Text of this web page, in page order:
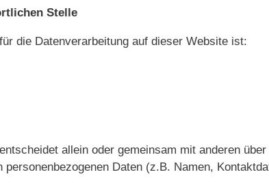
Stelle
die Datenverarbeitung auf dieser Website ist:
allein oder gemeinsam mit anderen
personenbezogenen Daten (z.B. Namen,